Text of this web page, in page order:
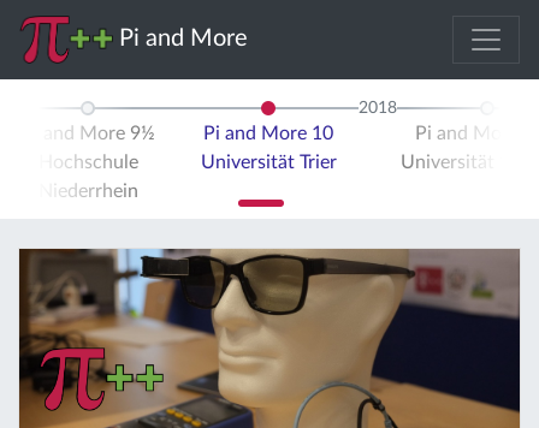
Pi and More
Pi and More 9½
Hochschule
Niederrhein
Pi and More 10
Universität Trier
2018
Pi and More
Universität